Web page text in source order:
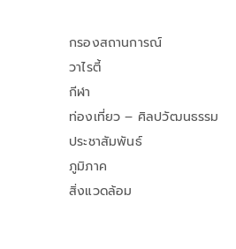
กรองสถานการณ์
วาไรตี้
กีฬา
ท่องเที่ยว – ศิลปวัฒนธรรม
ประชาสัมพันธ์
ภูมิภาค
สิ่งแวดล้อม